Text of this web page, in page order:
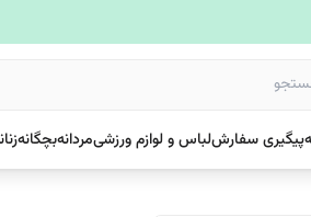
پیگیری سفارشلباس و لوازم ورزشیمردانهبچگانه